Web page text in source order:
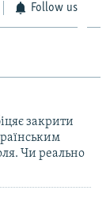
Follow us
закрити
Чи реально